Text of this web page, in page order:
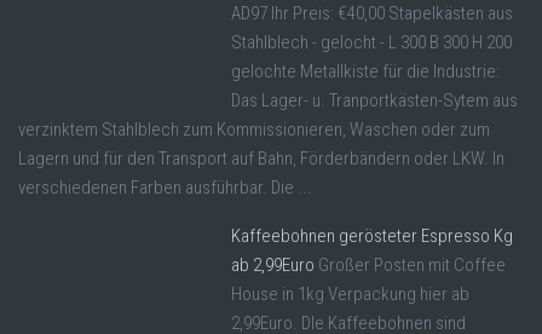
AD97 Ihr Preis: €40,00 Stapelkästen aus
Stahlblech - gelocht - L 300 B 300 H 200
gelochte Metallkiste für die Industrie:
Das Lager- u. Tranportkästen-Sytem aus
verzinktem Stahlblech zum Kommissionieren, Waschen oder zum
Lagern und für den Transport auf Bahn, Förderbändern oder LKW. In
verschiedenen Farben ausführbar. Die ...
Kaffeebohnen gerösteter Espresso Kg
ab 2,99Euro Großer Posten mit Coffee
House in 1kg Verpackung hier ab
2,99Euro. DIe Kaffeebohnen sind